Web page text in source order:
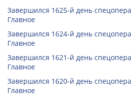
Завершился 1625-й день
Главное
Завершился 1624-й день
Главное
Завершился 1621-й день
Главное
Завершился 1620-й день
Главное